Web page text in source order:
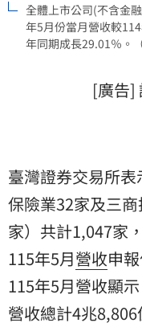
全體上市公司(不含金
年5月份當月營收較
年同期成長29.01％。
[廣告]
臺灣證券交易所
保險業32家及三
家）共計1,047家
115年5月營收申
115年5月營收顯
營收總計4兆